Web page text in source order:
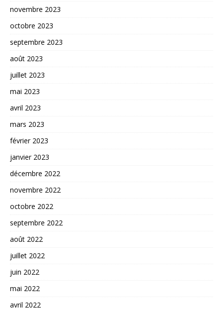
novembre 2023
octobre 2023
septembre 2023
août 2023
juillet 2023
mai 2023
avril 2023
mars 2023
février 2023
janvier 2023
décembre 2022
novembre 2022
octobre 2022
septembre 2022
août 2022
juillet 2022
juin 2022
mai 2022
avril 2022